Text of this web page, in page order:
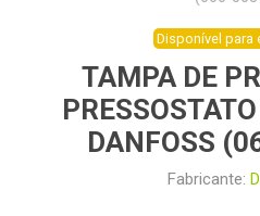
Disponível para
TAMPA DE
DANFOSS
Fabricante: